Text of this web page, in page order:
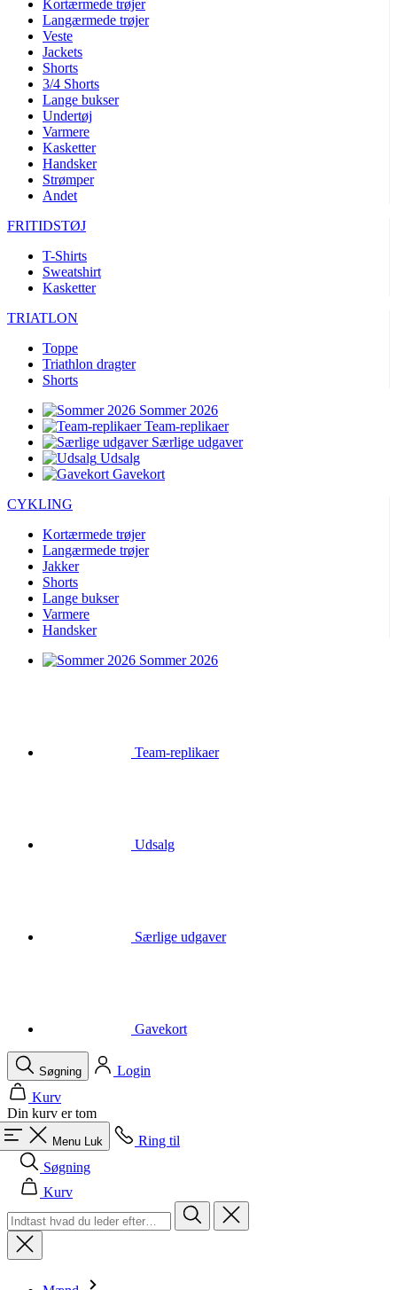
Kortærmede trøjer
Langærmede trøjer
Veste
Jackets
Shorts
3/4 Shorts
Lange bukser
Undertøj
Varmere
Kasketter
Handsker
Strømper
Andet
FRITIDSTØJ
T-Shirts
Sweatshirt
Kasketter
TRIATLON
Toppe
Triathlon dragter
Shorts
Sommer 2026
Team-replikaer
Særlige udgaver
Udsalg
Gavekort
CYKLING
Kortærmede trøjer
Langærmede trøjer
Jakker
Shorts
Lange bukser
Varmere
Handsker
Sommer 2026
Din kurv er tom
Menu Luk
Ring til
Kurv
Mænd
Alle i kategori Mænd